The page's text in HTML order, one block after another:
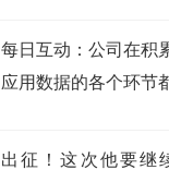
每日互动：公司在积
应用数据的各个环节
出征！这次他要继